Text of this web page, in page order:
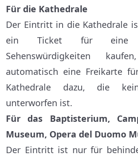
Für die Kathedrale
Der Eintritt in die Kathedrale
ein Ticket für eine
Sehenswürdigkeiten
automatisch eine Freikarte
Kathedrale dazu, die
unterworfen ist.
Für das Baptisterium,
Museum, Opera del Duomo
Der Eintritt ist nur für